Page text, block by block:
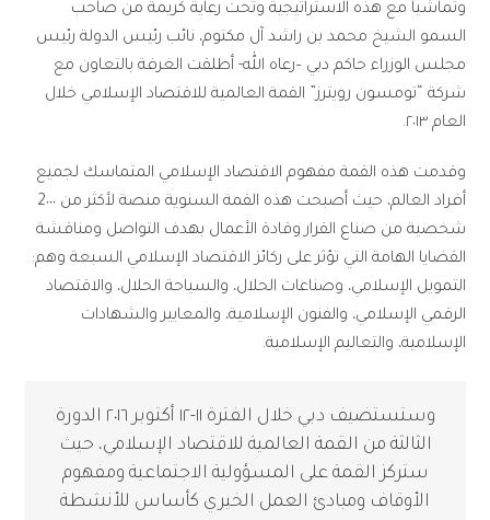
وتماشياً مع هذه الاستراتيجية وتحت رعاية كريمة من صاحب
السمو الشيخ محمد بن راشد آل مكتوم، نائب رئيس الدولة رئيس
مجلس الوزراء حاكم دبي –رعاه الله- أطلقت الغرفة بالتعاون مع
شركة “تومسون رويترز” القمة العالمية للاقتصاد الإسلامي خلال
العام ٢٠١٣.
وقدمت هذه القمة مفهوم الاقتصاد الإسلامي المتماسك لجميع
أفراد العالم، حيث أصبحت هذه القمة السنوية منصة لأكثر من 2٠٠٠
شخصية من صناع القرار وقادة الأعمال بهدف التواصل ومناقشة
القضايا الهامة التي تؤثر على ركائز الاقتصاد الإسلامي السبعة وهم:
التمويل الإسلامي، وصناعات الحلال، والسياحة الحلال، والاقتصاد
الرقمي الإسلامي، والفنون الإسلامية، والمعايير والشهادات
الإسلامية، والتعاليم الإسلامية.
وستستضيف دبي خلال الفترة ١١-١٢ أكتوبر ٢٠١٦ الدورة
الثالثة من القمة العالمية للاقتصاد الإسلامي، حيث
ستركز القمة على المسؤولية الاجتماعية ومفهوم
الأوقاف ومبادئ العمل الخيري كأساس للأنشطة